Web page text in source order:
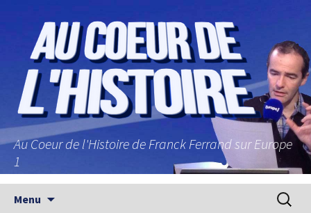
Au Coeur de l'Histoire de Franck Ferrand sur Europe
1
Menu